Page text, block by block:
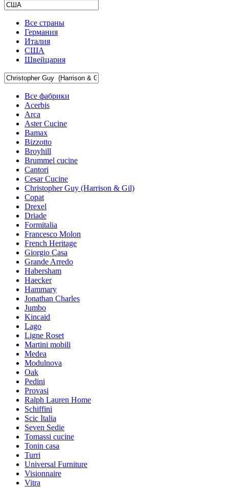
Все страны
Германия
Италия
США
Швейцария
Все фабрики
Acerbis
Arca
Aster Cucine
Bamax
Bizzotto
Broyhill
Brummel cucine
Cantori
Cesar Cucine
Christopher Guy (Harrison & Gil)
Copat
Drexel
Driade
Formitalia
Francesco Molon
French Heritage
Giorgio Casa
Grande Arredo
Habersham
Haecker
Hammary
Jonathan Charles
Jumbo
Kincaid
Lago
Ligne Roset
Martini mobili
Medea
Modulnova
Oak
Pedini
Provasi
Ralph Lauren Home
Schiffini
Scic Italia
Seven Sedie
Tomassi cucine
Tonin casa
Turri
Universal Furniture
Visionnaire
Vitra